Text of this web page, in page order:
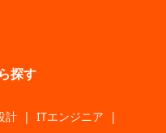
探す
計 | ITエンジニア |